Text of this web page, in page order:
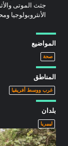
جثث الموتى
المواضيع
صحة
المناطق
غرب ووسط أفريقيا
بلدان
ليبيريا